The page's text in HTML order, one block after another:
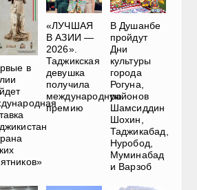
в
«ЛУЧШАЯ
В АЗИИ —
2026».
Таджикская
девушка
получила
международную
премию
В Душанбе
пройдут
Дни
культуры
города
Рогуна,
районов
Шамсиддин
Шохин,
Таджикабад,
Нуробод,
Муминабад
и Варзоб